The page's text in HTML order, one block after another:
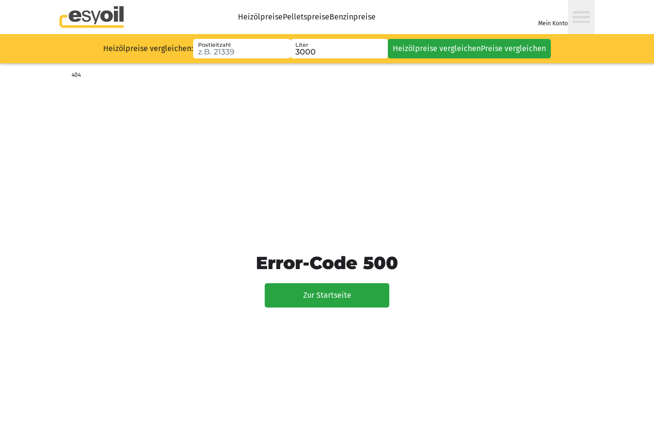
HeizölpreisePelletspreiseBenzinpreise
Mein Konto
Heizölpreise vergleichen: Postleitzahl Liter Heizölpreise vergleichenPreise vergleichen
404
Error-Code 500
Zur Startseite